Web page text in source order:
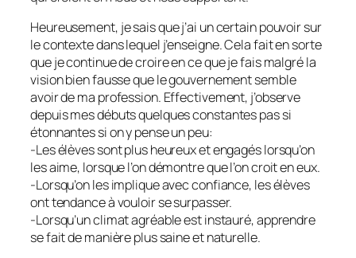
Heureusement, je sais que j’ai un certain pouvoir sur
le contexte dans lequel j’enseigne. Cela fait en sorte
que je continue de croire en ce que je fais malgré la
vision bien fausse que le gouvernement semble
avoir de ma profession. Effectivement, j’observe
depuis mes débuts quelques constantes pas si
étonnantes si on y pense un peu:
-Les élèves sont plus heureux et engagés lorsqu’on
les aime, lorsque l’on démontre que l’on croit en eux.
-Lorsqu’on les implique avec confiance, les élèves
ont tendance à vouloir se surpasser.
-Lorsqu’un climat agréable est instauré, apprendre
se fait de manière plus saine et naturelle.